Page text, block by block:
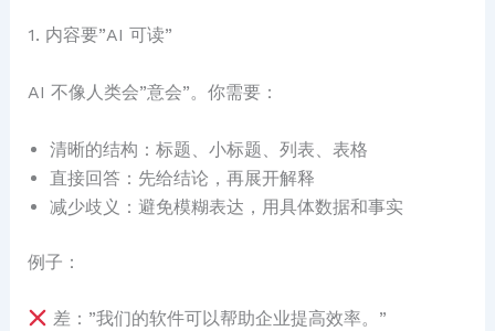
1. 内容要”AI 可读”
AI 不像人类会”意会”。你需要：
清晰的结构：标题、小标题、列表、表格
直接回答：先给结论，再展开解释
减少歧义：避免模糊表达，用具体数据和事实
例子：
差：”我们的软件可以帮助企业提高效率。”